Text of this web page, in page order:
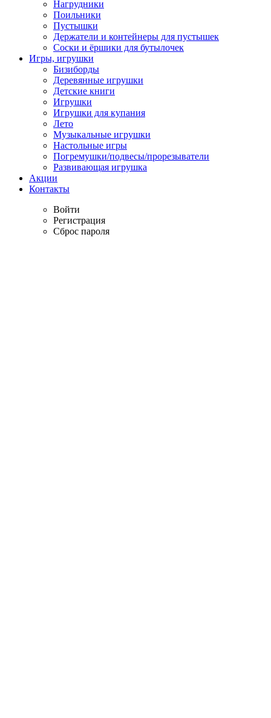
Нагрудники
Поильники
Пустышки
Держатели и контейнеры для пустышек
Соски и ёршики для бутылочек
Игры, игрушки
Бизиборды
Деревянные игрушки
Детские книги
Игрушки
Игрушки для купания
Лето
Музыкальные игрушки
Настольные игры
Погремушки/подвесы/прорезыватели
Развивающая игрушка
Акции
Контакты
Войти
Регистрация
Сброс пароля